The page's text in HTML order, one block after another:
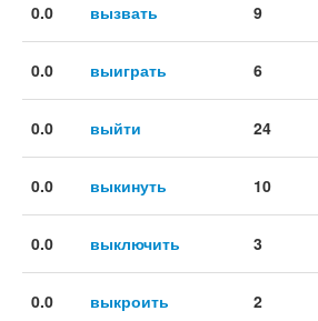
0.0 вызвать 9
0.0 выиграть 6
0.0 выйти 24
0.0 выкинуть 10
0.0 выключить 3
0.0 выкроить 2